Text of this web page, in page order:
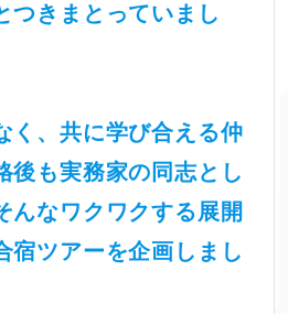
つきまとっていまし
く、共に学び合える仲
後も実務家の同志とし
んなワクワクする展開
宿ツアーを企画しまし